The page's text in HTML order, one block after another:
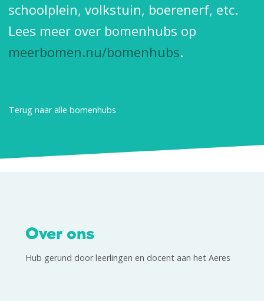
schoolplein, volkstuin, boerenerf, etc.
Lees meer over bomenhubs op
meerbomen.nu/bomenhubs.
Terug naar alle bomenhubs
Over ons
Hub gerund door leerlingen en docent aan het Aeres